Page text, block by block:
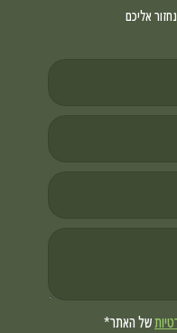
אליכם
של האתר*